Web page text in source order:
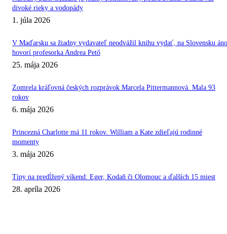
divoké rieky a vodopády
1. júla 2026
V Maďarsku sa žiadny vydavateľ neodvážil knihu vydať, na Slovensku
hovorí profesorka Andrea Pető
25. mája 2026
Zomrela kráľovná českých rozprávok Marcela Pittermannová. Mala 93
rokov
6. mája 2026
Princezná Charlotte má 11 rokov. William a Kate zdieľajú rodinné
momenty
3. mája 2026
Tipy na predĺžený víkend: Eger, Kodaň či Olomouc a ďalších 15 miest
28. apríla 2026